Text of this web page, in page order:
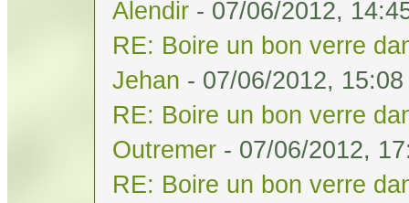
Alendir - 07/06/2012,
RE: Boire un bon verre
Jehan - 07/06/2012, 15:08
RE: Boire un bon verre
Outremer - 07/06/2012,
RE: Boire un bon verre